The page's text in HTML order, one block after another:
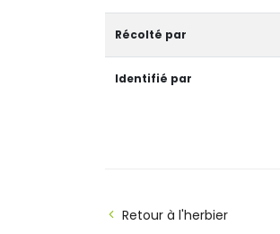
Récolté par
Identifié par
Retour à l'herbier